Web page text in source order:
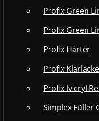
Profix Green
Profix Green
Profix Härter
Profix Klarlacke
Profix lv cryl
Simplex Füller